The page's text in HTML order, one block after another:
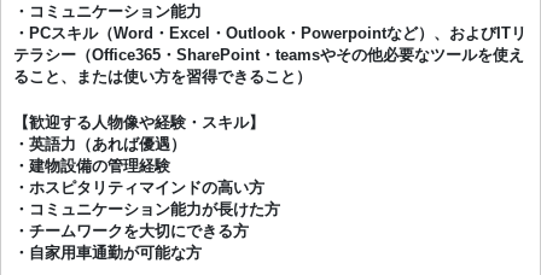
・コミュニケーション能力
・PCスキル（Word・Excel・Outlook・Powerpointなど）、およびITリ
テラシー（Office365・SharePoint・teamsやその他必要なツールを使え
ること、または使い方を習得できること）
【歓迎する人物像や経験・スキル】
・英語力（あれば優遇）
・建物設備の管理経験
・ホスピタリティマインドの高い方
・コミュニケーション能力が長けた方
・チームワークを大切にできる方
・自家用車通勤が可能な方